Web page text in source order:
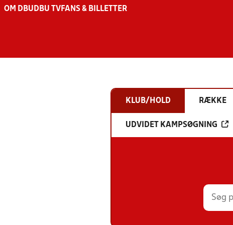
OM DBU DBU TV FANS & BILLETTER
KLUB/HOLD RÆKKE
UDVIDET KAMPSØGNING